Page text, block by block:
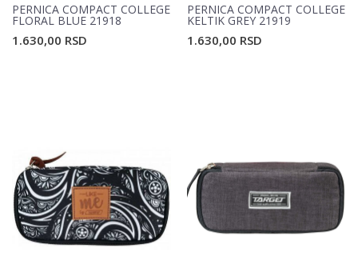
PERNICA COMPACT COLLEGE
FLORAL BLUE 21918
1.630,00 RSD
PERNICA COMPACT COLLEGE
KELTIK GREY 21919
1.630,00 RSD